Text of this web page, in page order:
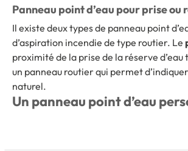
Panneau point d’eau pour prise ou
Il existe deux types de panneau point
d’aspiration incendie de type routier. Le
proximité de la prise de la réserve d’eau
un panneau routier qui permet
naturel.
Un panneau point d’eau